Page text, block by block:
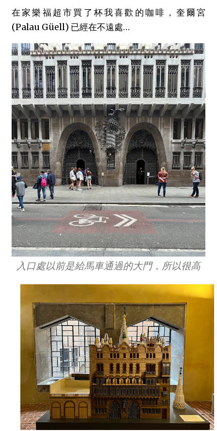
在家樂福超市買了杯我喜歡的咖啡，奎爾宮
(Palau Güell) 已經在不遠處…
入口處以前是給馬車通過的大門，所以很高